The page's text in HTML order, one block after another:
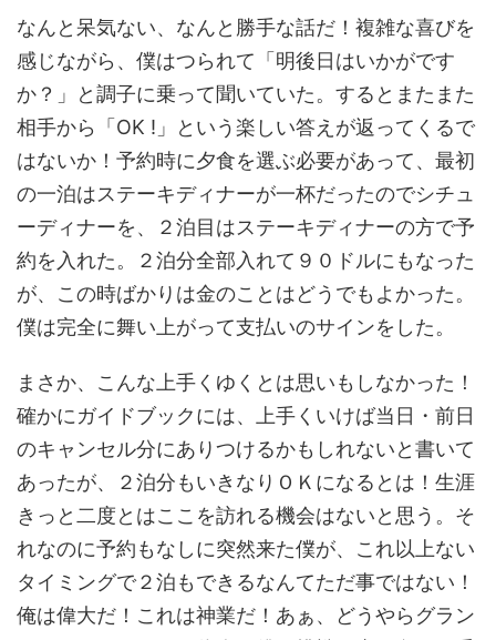
なんと呆気ない、なんと勝手な話だ！複雑な喜びを
感じながら、僕はつられて「明後日はいかがです
か？」と調子に乗って聞いていた。するとまたまた
相手から「 OK ! 」という楽しい答えが返ってくるで
はないか！予約時に夕食を選ぶ必要があって、最初
の一泊はステーキディナーが一杯だったのでシチュ
ーディナーを、２泊目はステーキディナーの方で予
約を入れた。２泊分全部入れて９０ドルにもなった
が、この時ばかりは金のことはどうでもよかった。
僕は完全に舞い上がって支払いのサインをした。
まさか、こんな上手くゆくとは思いもしなかった！
確かにガイドブックには、上手くいけば当日・前日
のキャンセル分にありつけるかもしれないと書いて
あったが、２泊分もいきなりＯＫになるとは！生涯
きっと二度とはここを訪れる機会はないと思う。そ
れなのに予約もなしに突然来た僕が、これ以上ない
タイミングで２泊もできるなんてただ事ではない！
俺は偉大だ！これは神業だ！あぁ、どうやらグラン